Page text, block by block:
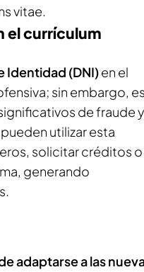
vitae.
el currículum
Identidad (DNI)en el
sin embargo,
de fraude y
utilizar esta
solicitar créditos o
generando
adaptarse a las